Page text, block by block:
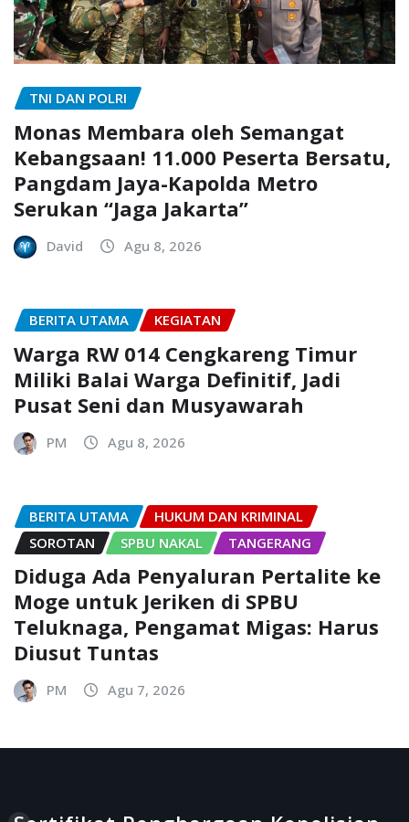
TNI DAN POLRI
Monas Membara oleh Semangat
Kebangsaan! 11.000 Peserta Bersatu,
Pangdam Jaya-Kapolda Metro
Serukan “Jaga Jakarta”
David Agu 8, 2026
BERITA UTAMA KEGIATAN
Warga RW 014 Cengkareng Timur
Miliki Balai Warga Definitif, Jadi
Pusat Seni dan Musyawarah
PM Agu 8, 2026
BERITA UTAMA
HUKUM DAN KRIMINAL
SOROTAN
SPBU NAKAL TANGERANG
Diduga Ada Penyaluran Pertalite ke
Moge untuk Jeriken di SPBU
Teluknaga, Pengamat Migas: Harus
Diusut Tuntas
PM Agu 7, 2026